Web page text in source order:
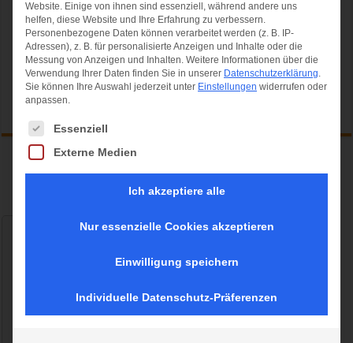
Leider nichts gefunden...
Entschuldige bitte, aber der von Ihnen angeforderte Seite konnte
nicht gefunden werden...
Wetter München
15 / 32°C
Mo, 10.08. Di, 11.08. Mi, 12.08.
Website. Einige von ihnen sind essenziell, während andere uns
helfen, diese Website und Ihre Erfahrung zu verbessern.
Personenbezogene Daten können verarbeitet werden (z. B. IP-
Adressen), z. B. für personalisierte Anzeigen und Inhalte oder die
Messung von Anzeigen und Inhalten. Weitere Informationen über die
Verwendung Ihrer Daten finden Sie in unserer Datenschutzerklärung.
Sie können Ihre Auswahl jederzeit unter Einstellungen widerrufen oder
anpassen.
Es folgt eine Liste der Service-Gruppen, für die eine Einwilligung
Essenziell
Externe Medien
Ich akzeptiere alle
Nur essenzielle Cookies akzeptieren
Einwilligung speichern
Individuelle Datenschutz-Präferenzen